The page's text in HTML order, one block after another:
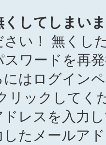
してしまい
い！ 無くし
ワードを再
にはログイン
リックしてく
レスを入力
したメールア